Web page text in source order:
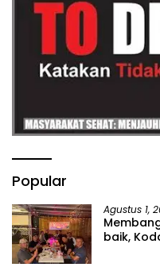
Popular
Agustus 1,
baik,